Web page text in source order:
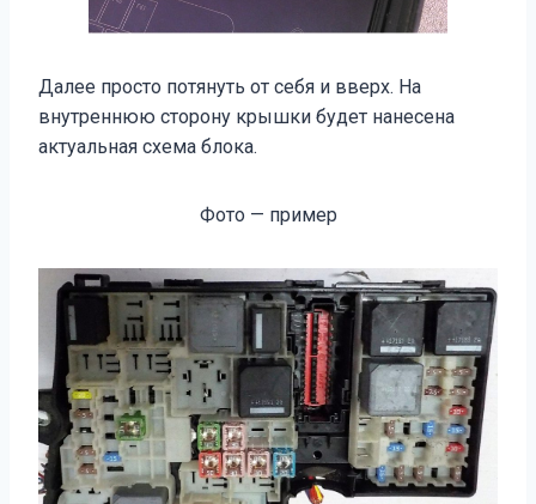
Далее просто потянуть от себя и вверх. На
внутреннюю сторону крышки будет нанесена
актуальная схема блока.
Фото — пример